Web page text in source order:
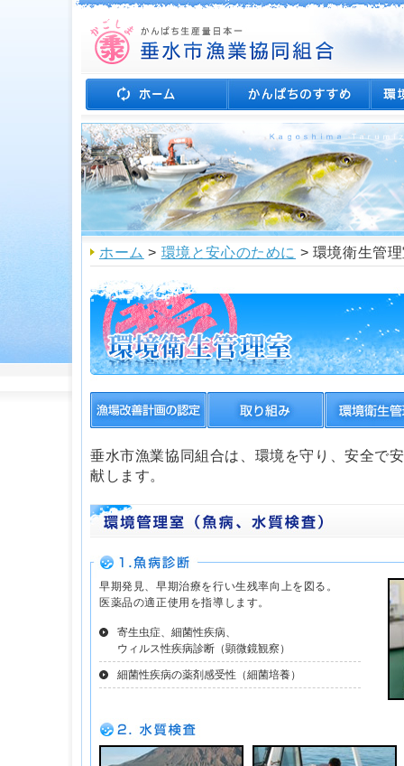
ホーム > 環境と安心のために > 環境衛生管
垂水市漁業協同組合は、環境を守り、安全で
献します。
早期発見、早期治療を行い生残率向上を図る。
医薬品の適正使用を指導します。
寄生虫症、細菌性疾病、
ウィルス性疾病診断（顕微鏡観察）
細菌性疾病の薬剤感受性（細菌培養）